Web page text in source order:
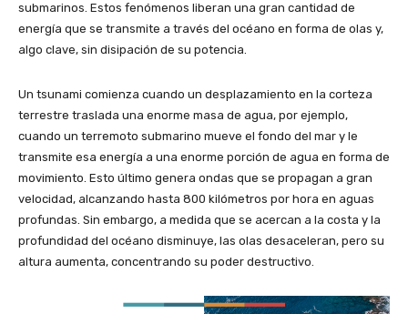
submarinos. Estos fenómenos liberan una gran cantidad de
energía que se transmite a través del océano en forma de olas y,
algo clave, sin disipación de su potencia.
Un tsunami comienza cuando un desplazamiento en la corteza
terrestre traslada una enorme masa de agua, por ejemplo,
cuando un terremoto submarino mueve el fondo del mar y le
transmite esa energía a una enorme porción de agua en forma de
movimiento. Esto último genera ondas que se propagan a gran
velocidad, alcanzando hasta 800 kilómetros por hora en aguas
profundas. Sin embargo, a medida que se acercan a la costa y la
profundidad del océano disminuye, las olas desaceleran, pero su
altura aumenta, concentrando su poder destructivo.